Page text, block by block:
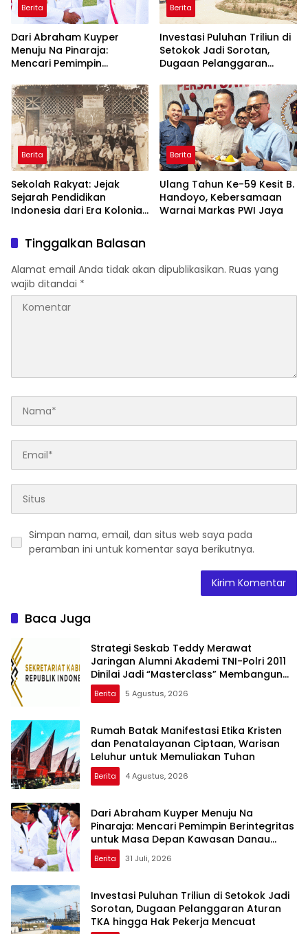
Berita
Dari Abraham Kuyper
Menuju Na Pinaraja:
Mencari Pemimpin
Depan Kawasan Danau
Toba
Berita
Investasi Puluhan Triliun di
Setokok Jadi Sorotan,
Dugaan Pelanggaran
Pekerja Mencuat
Berita
Sekolah Rakyat: Jejak
Sejarah Pendidikan
Indonesia dari Era Kolonial
Pemerintahan Prabowo
Berita
Ulang Tahun Ke-59 Kesit B.
Handoyo, Kebersamaan
Warnai Markas PWI Jaya
Tinggalkan Balasan
Alamat email Anda tidak akan dipublikasikan. Ruas yang
wajib ditandai *
Simpan nama, email, dan situs web saya pada
peramban ini untuk komentar saya berikutnya.
Baca Juga
Strategi Seskab Teddy Merawat
Jaringan Alumni Akademi TNI-Polri 2011
Dinilai Jadi “Masterclass” Membangun
Loyalitas
Berita 5 Agustus, 2026
Rumah Batak Manifestasi Etika Kristen
dan Penatalayanan Ciptaan, Warisan
Leluhur untuk Memuliakan Tuhan
Berita 4 Agustus, 2026
Dari Abraham Kuyper Menuju Na
Pinaraja: Mencari Pemimpin Berintegritas
untuk Masa Depan Kawasan Danau
Toba
Berita 31 Juli, 2026
Investasi Puluhan Triliun di Setokok Jadi
Sorotan, Dugaan Pelanggaran Aturan
TKA hingga Hak Pekerja Mencuat